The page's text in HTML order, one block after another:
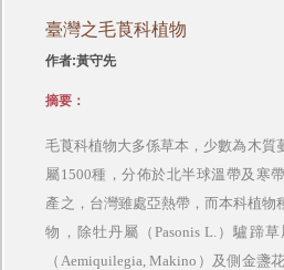
臺灣之毛莨科植物
作者:黃守先
摘要：
毛莨科植物大多係草本，少數為木質
屬1500種，分佈於北半球溫帶及寒
產之，台灣雖處亞熱帶，而本科植物
物，除牡丹屬（Pasonis L. ）驢蹄草
（ Aemiquilegia, Makino ）及側金盞